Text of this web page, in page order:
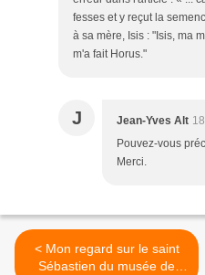
fesses et y reçut la
à sa mère, Isis : "Isis, ma
m'a fait Horus."
J Jean-Yves Alt
Pouvez-vous
Merci.
< Mon regard sur le saint
Sébastien du musée de